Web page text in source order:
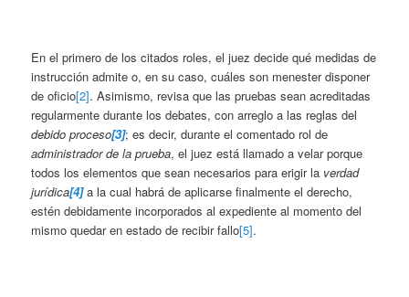
En el primero de los citados roles, el juez decide qué medidas de
instrucción admite o, en su caso, cuáles son menester disponer
de oficio[2]. Asimismo, revisa que las pruebas sean acreditadas
regularmente durante los debates, con arreglo a las reglas del
debido proceso[3]; es decir, durante el comentado rol de
administrador de la prueba, el juez está llamado a velar porque
todos los elementos que sean necesarios para erigir la verdad
jurídica[4]a la cual habrá de aplicarse finalmente el derecho,
estén debidamente incorporados al expediente al momento del
mismo quedar en estado de recibir fallo[5].